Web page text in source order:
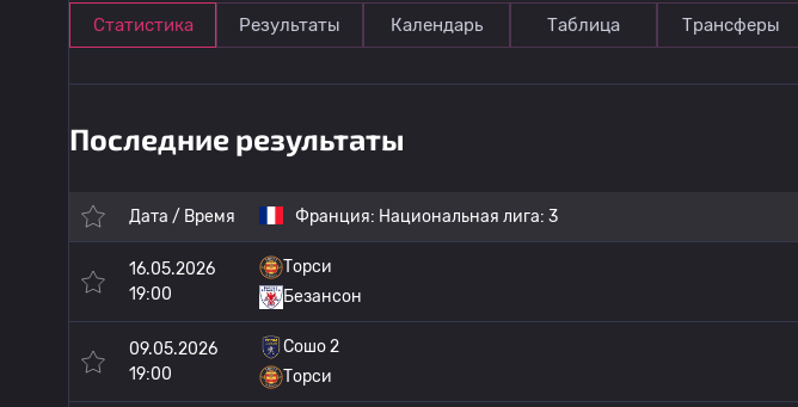
Статистика Результаты Календарь Таблица Трансферы
Последние результаты
Дата / Время Франция: Национальная лига: 3
16.05.2026
19:00
Торси
Безансон
09.05.2026
19:00
Сошо 2
Торси